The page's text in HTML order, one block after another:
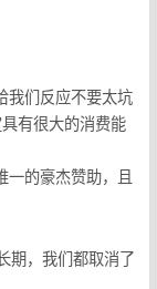
我们反应不要太坑
有很大的消费能
的豪杰赞助，且
期，我们都取消了